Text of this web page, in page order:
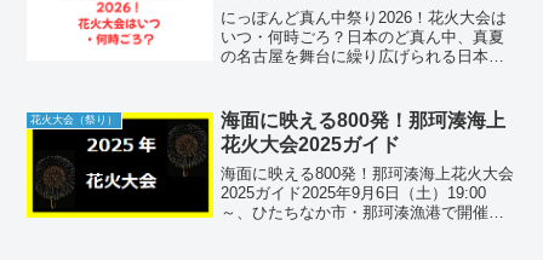
にっぽんど真ん中祭り2026！花火大会は
いつ・何時ごろ？日本のど真ん中、真夏
の名古屋を舞台に繰り広げられる日本最
結したチームが地域色豊かな踊りで競い
合う熱気あふれるビッ...
花火大会（祭り）
海面に映える800発！那珂湊海上
花火大会2025ガイド
海面に映える800発！那珂湊海上花火大会
2025ガイド2025年9月6日（土）19:00
～、ひたちなか市・那珂湊漁港で開催さ